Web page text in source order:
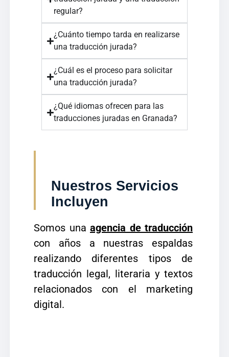
regular?
¿Cuánto tiempo tarda en realizarse
una traducción jurada?
¿Cuál es el proceso para solicitar
una traducción jurada?
¿Qué idiomas ofrecen para las
traducciones juradas en Granada?
Nuestros Servicios
Incluyen
Somos una agencia de traducción
con años a nuestras espaldas
realizando diferentes tipos de
traducción legal, literaria y textos
relacionados con el marketing
digital.